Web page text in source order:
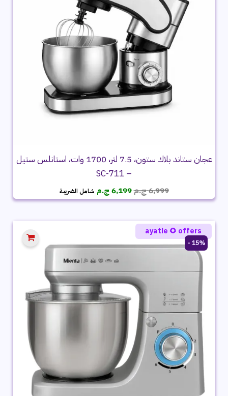
عجان ستاند بلاك ستون، 7.5 لتر، 1700 وات، استانلس ستيل
– SC-711
6,999ج.مالسعر
الأصلي
6,999 ج.م.
6,199 ج.م السعر
الحالي
6,199 ج.م.
شامل الضريبة
15% -
ayatie 🌻 offers